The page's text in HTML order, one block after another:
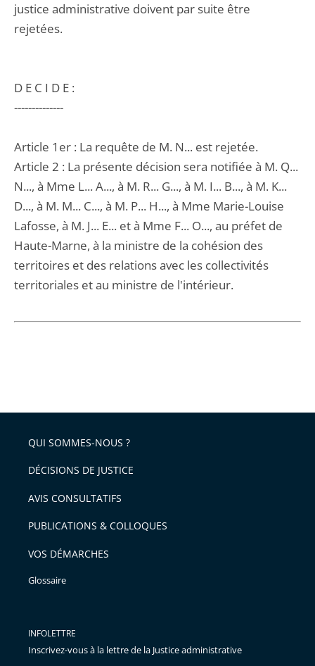
justice administrative doivent par suite être
rejetées.
D E C I D E :
--------------
Article 1er : La requête de M. N... est rejetée.
Article 2 : La présente décision sera notifiée à M. Q...
N..., à Mme L... A..., à M. R... G..., à M. I... B..., à M. K...
D..., à M. M... C..., à M. P... H..., à Mme Marie-Louise
Lafosse, à M. J... E... et à Mme F... O..., au préfet de
Haute-Marne, à la ministre de la cohésion des
territoires et des relations avec les collectivités
territoriales et au ministre de l'intérieur.
QUI SOMMES-NOUS ?
DÉCISIONS DE JUSTICE
AVIS CONSULTATIFS
PUBLICATIONS & COLLOQUES
VOS DÉMARCHES
Glossaire
INFOLETTRE
Inscrivez-vous à la lettre de la Justice administrative